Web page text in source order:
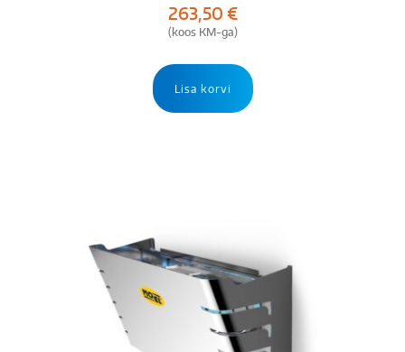
263,50 €
(koos KM-ga)
Lisa korvi